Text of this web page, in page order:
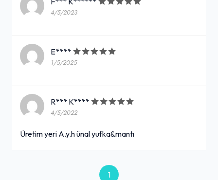
4/5/2023
E****
1/5/2025
R*** K****
4/5/2022
Üretim yeri A.y.h ünal yufka&mantı
1